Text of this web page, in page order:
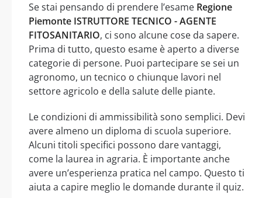
Se stai pensando di prendere l’esame Regione
Piemonte ISTRUTTORE TECNICO - AGENTE
FITOSANITARIO, ci sono alcune cose da sapere.
Prima di tutto, questo esame è aperto a diverse
categorie di persone. Puoi partecipare se sei un
agronomo, un tecnico o chiunque lavori nel
settore agricolo e della salute delle piante.
Le condizioni di ammissibilità sono semplici. Devi
avere almeno un diploma di scuola superiore.
Alcuni titoli specifici possono dare vantaggi,
come la laurea in agraria. È importante anche
avere un’esperienza pratica nel campo. Questo ti
aiuta a capire meglio le domande durante il quiz.